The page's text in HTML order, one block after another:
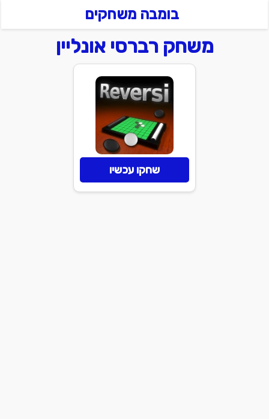
בומבה משחקים
משחק רברסי אונליין
שחקו עכשיו